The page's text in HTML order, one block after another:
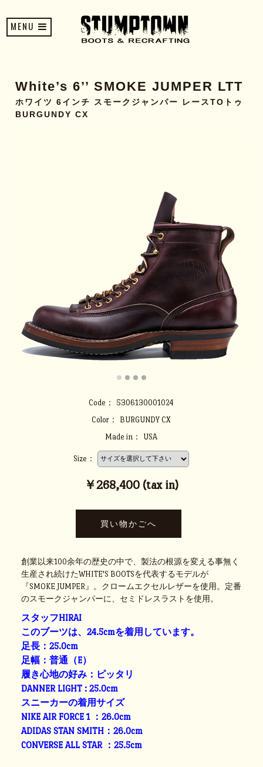
MENU
White’s 6’’ SMOKE JUMPER LTT
ホワイツ 6インチ スモークジャンパー レースTOトゥ
BURGUNDY CX
Code：
5306130001024
Color：
BURGUNDY CX
Made in：
USA
Size：
￥268,400 (tax in)
創業以来100余年の歴史の中で、製法の根源を変える事無く
生産され続けたWHITE'S BOOTSを代表するモデルが
『SMOKE JUMPER』。クロームエクセルレザーを使用。定番
のスモークジャンパーに、セミドレスラストを使用。
スタッフHIRAI
このブーツは、24.5cmを着用しています。
足長：25.0cm
足幅：普通（E）
履き心地の好み：ピッタリ
DANNER LIGHT : 25.0cm
スニーカーの着用サイズ
NIKE AIR FORCE 1 ：26.0cm
ADIDAS STAN SMITH：26.0cm
CONVERSE ALL STAR ：25.5cm